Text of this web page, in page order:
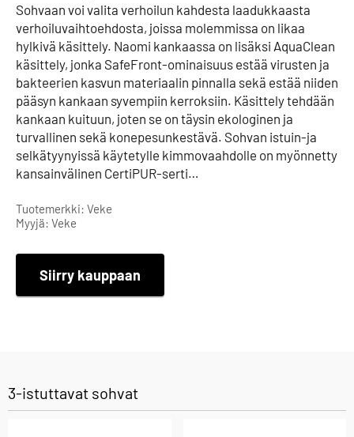
Sohvaan voi valita verhoilun kahdesta laadukkaasta
verhoiluvaihtoehdosta, joissa molemmissa on likaa
hylkivä käsittely. Naomi kankaassa on lisäksi AquaClean
käsittely, jonka SafeFront-ominaisuus estää virusten ja
bakteerien kasvun materiaalin pinnalla sekä estää niiden
pääsyn kankaan syvempiin kerroksiin. Käsittely tehdään
kankaan kuituun, joten se on täysin ekologinen ja
turvallinen sekä konepesunkestävä. Sohvan istuin-ja
selkätyynyissä käytetylle kimmovaahdolle on myönnetty
kansainvälinen CertiPUR-serti…
Tuotemerkki: Veke
Myyjä: Veke
Siirry kauppaan
3-istuttavat sohvat